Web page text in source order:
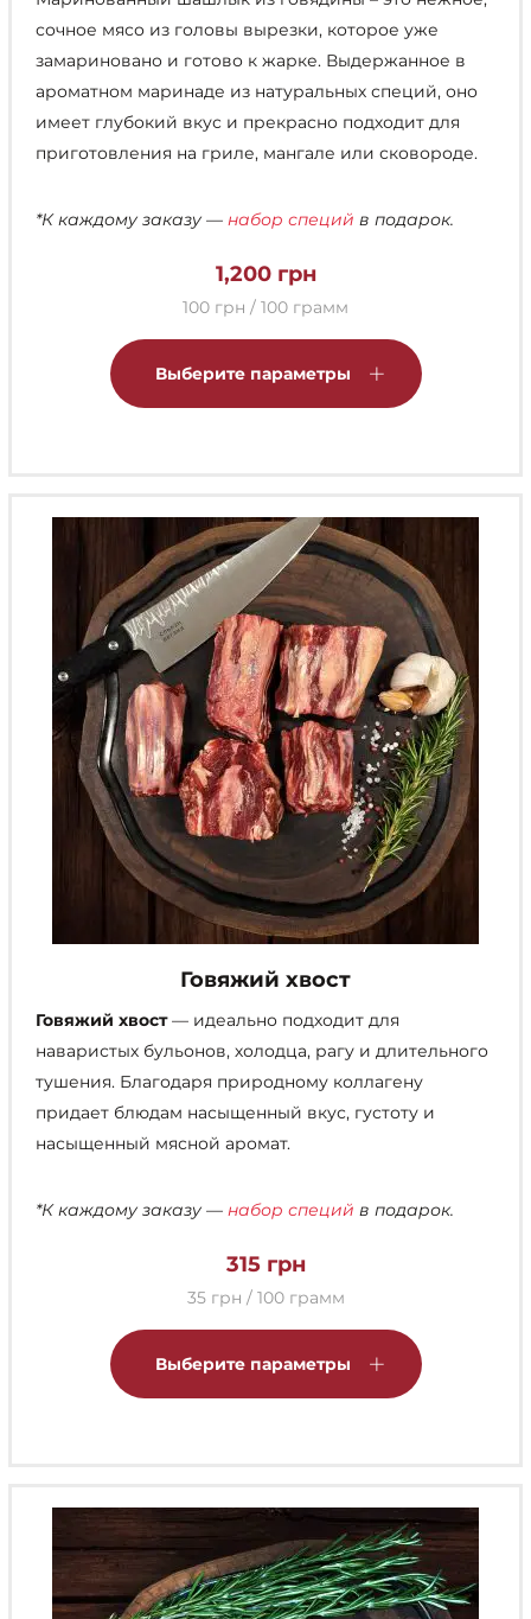
сочное мясо из головы вырезки, которое уже
замариновано и готово к жарке. Выдержанное в
ароматном маринаде из натуральных специй, оно
имеет глубокий вкус и прекрасно подходит для
приготовления на гриле, мангале или сковороде.
*К каждому заказу — набор специй в подарок.
1,200 грн
100 грн / 100 грамм
Выберите параметры
товар
можно
на
странице
товара.
Говяжий хвост
Говяжий хвост— идеально подходит для
наваристых бульонов, холодца, рагу и длительного
тушения. Благодаря природному коллагену
придает блюдам насыщенный вкус, густоту и
насыщенный мясной аромат.
*К каждому заказу — набор специй в подарок.
315 грн
35 грн / 100 грамм
Выберите параметры
товар
можно
выбрать
на
странице